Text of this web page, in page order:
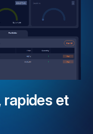
rapides et